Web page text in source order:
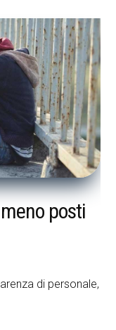
posti
di personale,